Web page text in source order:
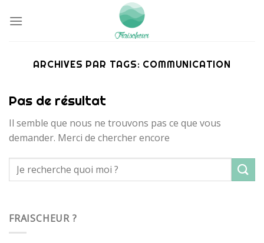
au
ARCHIVES PAR TAGS: COMMUNICATION
FRAISCHEUR ?
Pas de résultat
Il semble que nous ne trouvons pas ce que vous
demander. Merci de chercher encore